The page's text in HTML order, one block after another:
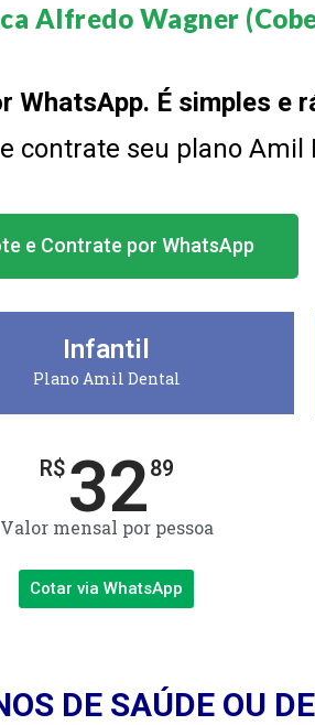
Alfredo Wagner
WhatsApp. É simples e
contrate seu plano
e Contrate por WhatsApp
Infantil
Plano Amil Dental
R$ 3289
Valor mensal por pessoa
Cotar via WhatsApp
DE SAÚDE OU